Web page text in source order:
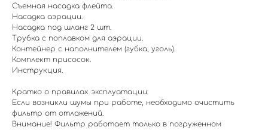
Съемная насадка флейта.
Насадка аэрации.
Насадка под шланг 2 шт.
Трубка с поплавком для аэрации.
Контейнер с наполнителем (губка, уголь).
Комплект присосок.
Инструкция.
Кратко о правилах эксплуатации:
Если возникли шумы при работе, необходимо очистить
фильтр от отложений.
Внимание! Фильтр работает только в погруженном